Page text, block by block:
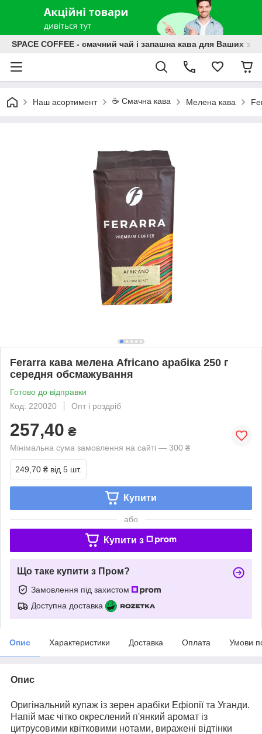
SPACE COFFEE - смачний чай і запашна кава для Ваших
Наш асортимент ☕️ Смачна кава Мелена кава
Ferarra кава мелена Africano арабіка 250 г
середня обсмажування
Готово до відправки
Код: 220020
Опт і роздріб
257,40 ₴
Мінімальна сума замовлення на сайті — 300 ₴
249,70 ₴ від 5 шт.
Купити
або
Купити з
Що таке купити з Пром?
Замовлення під захистом
Доступна доставка
Опис Характеристики Доставка Оплата Умови
Опис
Оригінальний купаж із зерен арабіки Ефіопії та Уганди.
Напій має чітко окреслений п'янкий аромат із
цитрусовими квітковими нотами, виражені відтінки